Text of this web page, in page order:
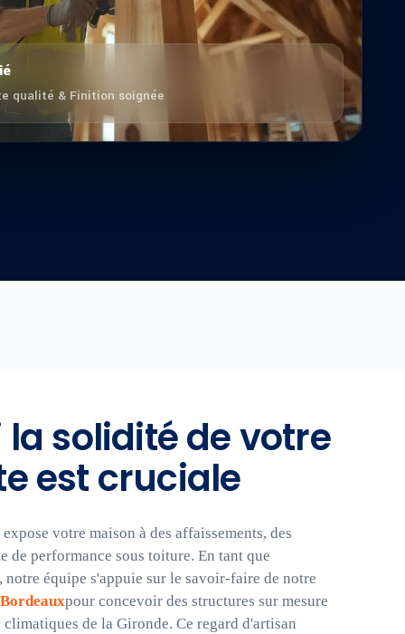
qualité & Finition soignée
la solidité de votre
est cruciale
votre maison à des affaissements, des
de performance sous toiture. En tant que
notre équipe s'appuie sur le savoir-faire de notre
pour concevoir des structures sur mesure
de la Gironde. Ce regard d'artisan